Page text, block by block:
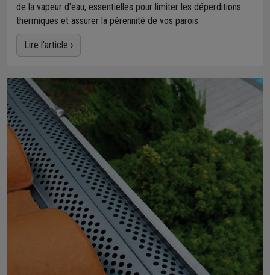
de la vapeur d'eau, essentielles pour limiter les déperditions
thermiques et assurer la pérennité de vos parois.
Lire l'article ›